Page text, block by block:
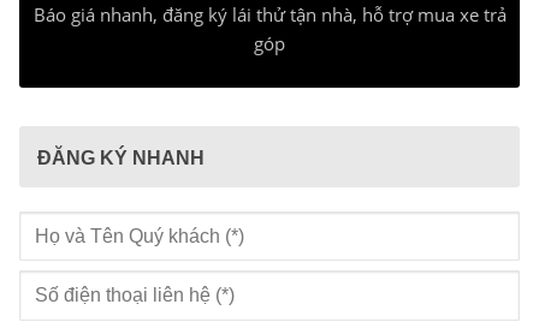
Báo giá nhanh, đăng ký lái thử tận nhà, hỗ trợ mua xe trả
góp
ĐĂNG KÝ NHANH